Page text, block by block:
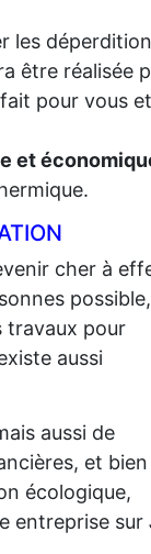
les
être réalisée
pour vous
et
cher à
possible,
travaux pour
aussi
aussi de
et bien
écologique,
entreprise sur